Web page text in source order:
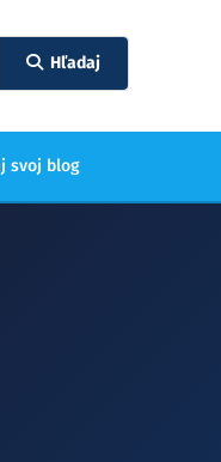
Hľadaj
svoj blog